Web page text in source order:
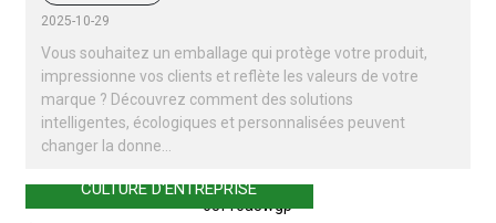
2025-10-29
Vous souhaitez un emballage qui protège votre produit,
impressionne vos clients et reflète les valeurs de votre
marque ? Découvrez comment des solutions
intelligentes, écologiques et personnalisées peuvent
changer la donne…
CULTURE D'ENTREPRISE